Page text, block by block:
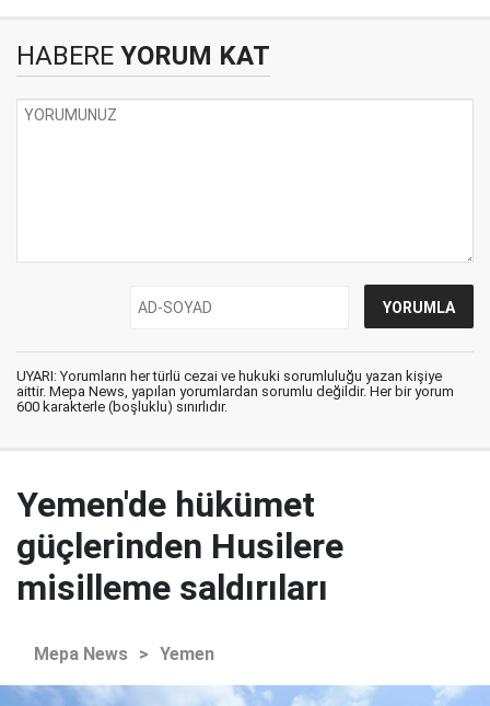
HABERE YORUM KAT
UYARI: Yorumların her türlü cezai ve hukuki sorumluluğu yazan kişiye
aittir. Mepa News, yapılan yorumlardan sorumlu değildir. Her bir yorum
600 karakterle (boşluklu) sınırlıdır.
Yemen'de hükümet
güçlerinden Husilere
misilleme saldırıları
Mepa News > Yemen